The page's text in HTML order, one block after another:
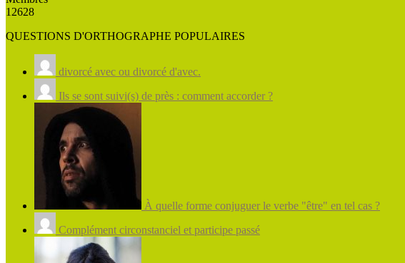
12628
QUESTIONS D'ORTHOGRAPHE POPULAIRES
divorcé avec ou divorcé d'avec.
Ils se sont suivi(s) de près : comment accorder ?
À quelle forme conjuguer le verbe "être" en tel cas ?
Complément circonstanciel et participe passé